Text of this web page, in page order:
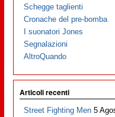
Schegge taglienti
Cronache del pre-bomba
I suonatori Jones
Segnalazioni
AltroQuando
Articoli recenti
Street Fighting Men 5